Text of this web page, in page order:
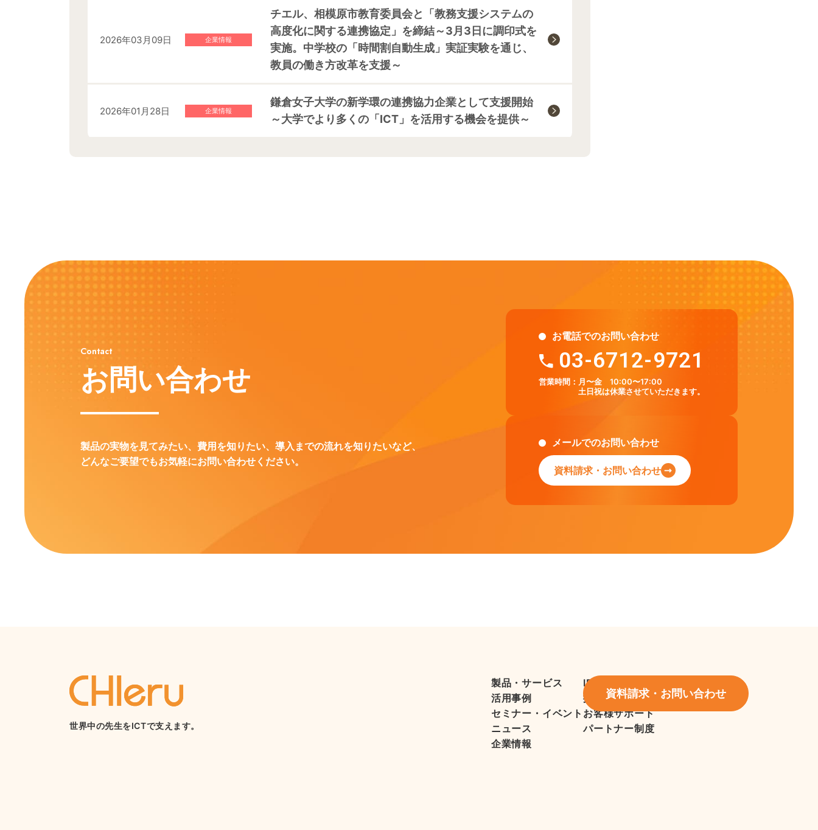
2026年03月09日 企業情報
チエル、相模原市教育委員会と「教務支援システムの
高度化に関する連携協定」を締結～3月3日に調印式を
実施。中学校の「時間割自動生成」実証実験を通じ、
教員の働き方改革を支援～
2026年01月28日 企業情報
鎌倉女子大学の新学環の連携協力企業として支援開始
～大学でより多くの「ICT」を活用する機会を提供～
Contact
お問い合わせ
製品の実物を見てみたい、費用を知りたい、導入までの流れを知りたいなど、
どんなご要望でもお気軽にお問い合わせください。
お電話でのお問い合わせ
03-6712-9721
営業時間： 月〜金 10:00〜17:00
土日祝は休業させていただきます。
メールでのお問い合わせ
資料請求・お問い合わせ
世界中の先生をICTで支えます。
製品・サービス
活用事例
セミナー・イベント
ニュース
企業情報
IR情報
採用情報
お客様サポート
パートナー制度
資料請求・お問い合わせ